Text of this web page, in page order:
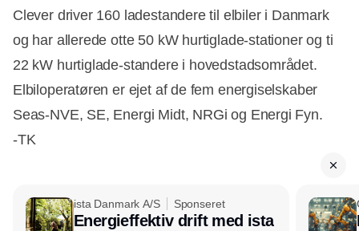
Clever driver 160 ladestandere til elbiler i Danmark
og har allerede otte 50 kW hurtiglade-stationer og ti
22 kW hurtiglade-standere i hovedstadsområdet.
Elbiloperatøren er ejet af de fem energiselskaber
Seas-NVE, SE, Energi Midt, NRGi og Energi Fyn.
-TK
ista Danmark A/S Sponseret
Energieffektiv drift med ista